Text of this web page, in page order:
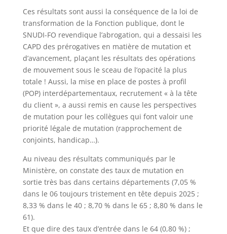
Ces résultats sont aussi la conséquence de la loi de
transformation de la Fonction publique, dont le
SNUDI-FO revendique l’abrogation, qui a dessaisi les
CAPD des prérogatives en matière de mutation et
d’avancement, plaçant les résultats des opérations
de mouvement sous le sceau de l’opacité la plus
totale ! Aussi, la mise en place de postes à profil
(POP) interdépartementaux, recrutement « à la tête
du client », a aussi remis en cause les perspectives
de mutation pour les collègues qui font valoir une
priorité légale de mutation (rapprochement de
conjoints, handicap…).
Au niveau des résultats communiqués par le
Ministère, on constate des taux de mutation en
sortie très bas dans certains départements (7,05 %
dans le 06 toujours tristement en tête depuis 2025 ;
8,33 % dans le 40 ; 8,70 % dans le 65 ; 8,80 % dans le
61).
Et que dire des taux d’entrée dans le 64 (0,80 %) ;